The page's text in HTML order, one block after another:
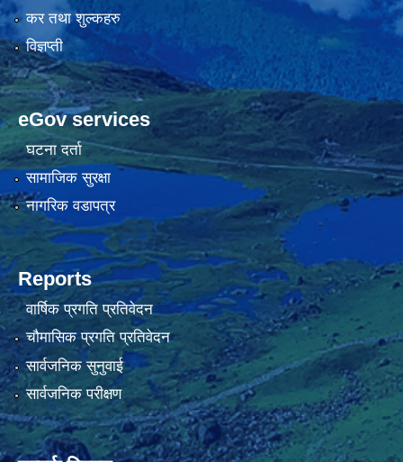
कर तथा शुल्कहरु
विज्ञप्ती
eGov services
घटना दर्ता
सामाजिक सुरक्षा
नागरिक वडापत्र
Reports
वार्षिक प्रगति प्रतिवेदन
चौमासिक प्रगति प्रतिवेदन
सार्वजनिक सुनुवाई
सार्वजनिक परीक्षण